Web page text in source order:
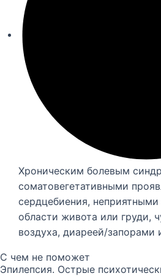
Хроническим болевым
соматовегетативными
сердцебиения,
области живота или груди,
воздуха, диареей/запорами
С чем не поможет
Эпилепсия. Острые